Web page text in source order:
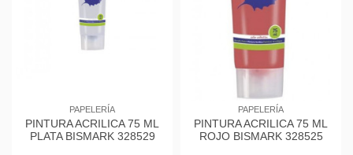
PAPELERÍA
PINTURA ACRILICA 75 ML
PLATA BISMARK 328529
PAPELERÍA
PINTURA ACRILICA 75 ML
ROJO BISMARK 328525